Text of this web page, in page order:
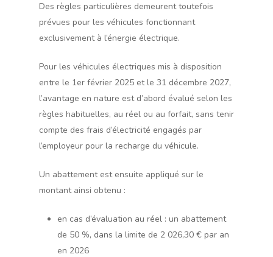
Des règles particulières demeurent toutefois
prévues pour les véhicules fonctionnant
exclusivement à l’énergie électrique.
Pour les véhicules électriques mis à disposition
entre le 1er février 2025 et le 31 décembre 2027,
l’avantage en nature est d’abord évalué selon les
règles habituelles, au réel ou au forfait, sans tenir
compte des frais d’électricité engagés par
l’employeur pour la recharge du véhicule.
Un abattement est ensuite appliqué sur le
montant ainsi obtenu :
en cas d’évaluation au réel : un abattement
de 50 %, dans la limite de 2 026,30 € par an
en 2026